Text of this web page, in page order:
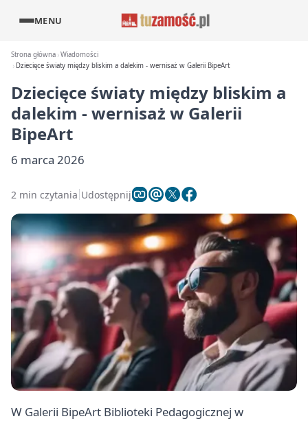
MENU
Strona główna Wiadomości
Dziecięce światy między bliskim a dalekim - wernisaż w Galerii BipeArt
Dziecięce światy między bliskim a
dalekim - wernisaż w Galerii
BipeArt
6 marca 2026
2 min czytania Udostępnij
W Galerii BipeArt Biblioteki Pedagogicznej w